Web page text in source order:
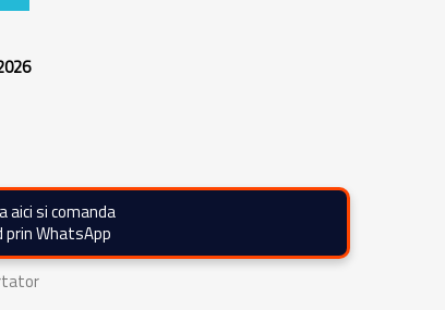
aici si comanda
prin WhatsApp